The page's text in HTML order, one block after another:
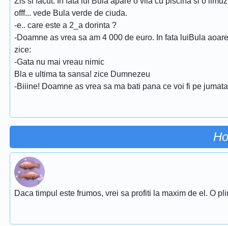
offf... vede Bula verde de ciuda.
-e.. care este a 2_a dorinta ?
-Doamne as vrea sa am 4 000 de euro. In fata luiBula
zice:
-Gata nu mai vreau nimic
Bla e ultima ta sansa! zice Dumnezeu
-Biiine! Doamne as vrea sa ma bati pana ce voi fi pe
Daca timpul este frumos, vrei sa profiti la maxim de el. O